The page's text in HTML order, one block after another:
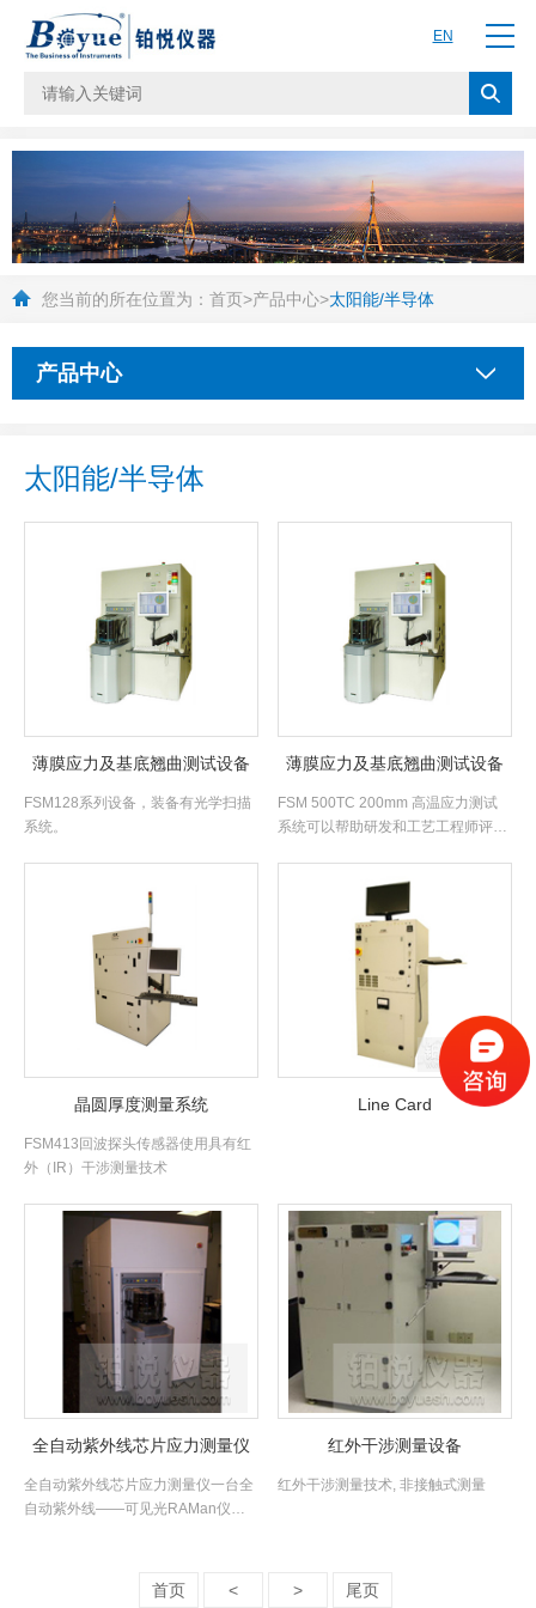
EN
您当前的所在位置为： 首页>产品中心>太阳能/半导体
产品中心
太阳能/半导体
薄膜应力及基底翘曲测试设备
FSM128系列设备，装备有光学扫描
系统。
薄膜应力及基底翘曲测试设备
FSM 500TC 200mm 高温应力测试
系统可以帮助研发和工艺工程师评估
晶圆厚度测量系统
FSM413回波探头传感器使用具有红
外（IR）干涉测量技术
Line Card
全自动紫外线芯片应力测量仪
全自动紫外线芯片应力测量仪一台全
自动紫外线——可见光RAMan仪
红外干涉测量设备
红外干涉测量技术, 非接触式测量
首页 < > 尾页